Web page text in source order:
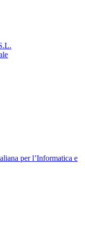
per l’Informatica e